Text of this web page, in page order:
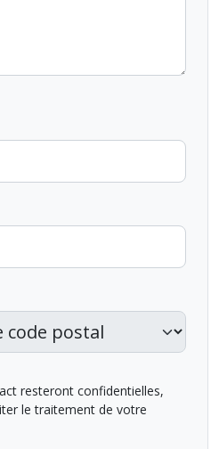
resteront confidentielles,
le traitement de votre